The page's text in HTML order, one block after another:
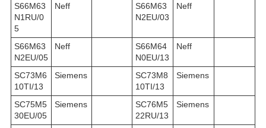
S66M63
N1RU/0
5
Neff
S66M63
N2EU/03
Neff
S66M63
N2EU/05
Neff
S66M64
N0EU/13
Neff
SC73M6
10TI/13
Siemens
SC73M8
10TI/13
Siemens
SC75M5
30EU/05
Siemens
SC76M5
22RU/13
Siemens